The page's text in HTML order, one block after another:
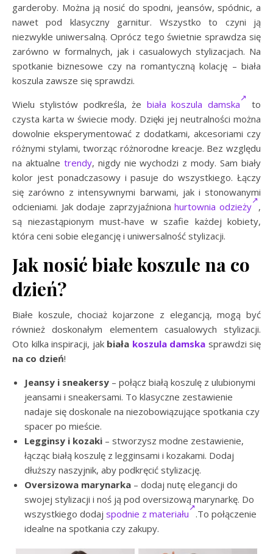
garderoby. Można ją nosić do spodni, jeansów, spódnic, a
nawet pod klasyczny garnitur. Wszystko to czyni ją
niezwykle uniwersalną. Oprócz tego świetnie sprawdza się
zarówno w formalnych, jak i casualowych stylizacjach. Na
spotkanie biznesowe czy na romantyczną kolację – biała
koszula zawsze się sprawdzi.
Wielu stylistów podkreśla, że biała koszula damska
to
czysta karta w świecie mody. Dzięki jej neutralności można
dowolnie eksperymentować z dodatkami, akcesoriami czy
różnymi stylami, tworząc różnorodne kreacje. Bez względu
na aktualne trendy, nigdy nie wychodzi z mody. Sam biały
kolor jest ponadczasowy i pasuje do wszystkiego. Łączy
się zarówno z intensywnymi barwami, jak i stonowanymi
odcieniami. Jak dodaje zaprzyjaźnionahurtownia odzieży ,
są niezastąpionym must-have w szafie każdej kobiety,
która ceni sobie elegancję i uniwersalność stylizacji.
Jak nosić białe koszule na co
dzień?
Białe koszule, chociaż kojarzone z elegancją, mogą być
również doskonałym elementem casualowych stylizacji.
Oto kilka inspiracji, jak biała koszula damska sprawdzi się
na co dzień!
Jeansy i sneakersy – połącz białą koszulę z ulubionymi
jeansami i sneakersami. To klasyczne zestawienie
nadaje się doskonale na niezobowiązujące spotkania czy
spacer po mieście.
Legginsy i kozaki – stworzysz modne zestawienie,
łącząc białą koszulę z legginsami i kozakami. Dodaj
dłuższy naszyjnik, aby podkręcić stylizację.
Oversizowa marynarka – dodaj nutę elegancji do
swojej stylizacji i noś ją pod oversizową marynarkę. Do
wszystkiego dodaj spodnie z materiału
.To połączenie
idealne na spotkania czy zakupy.